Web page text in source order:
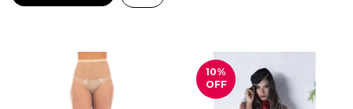
10%
OFF